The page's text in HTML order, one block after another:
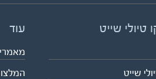
טיולי שייט
שייט
עוד